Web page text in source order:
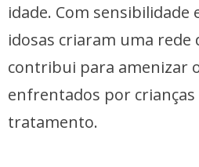
idade. Com sensibilidade
idosas criaram uma rede
contribui para amenizar
enfrentados por
tratamento.